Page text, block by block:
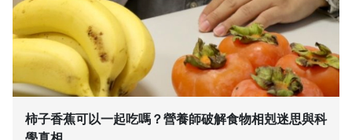
柿子香蕉可以一起吃嗎？營養師破解食物相剋迷思與科